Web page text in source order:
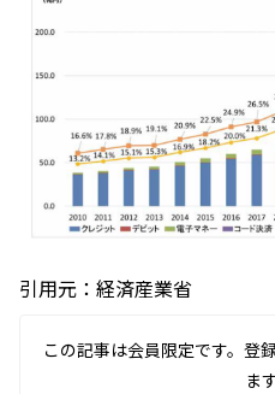
引用元：経済産業省
この記事は会員限定です。登
ま